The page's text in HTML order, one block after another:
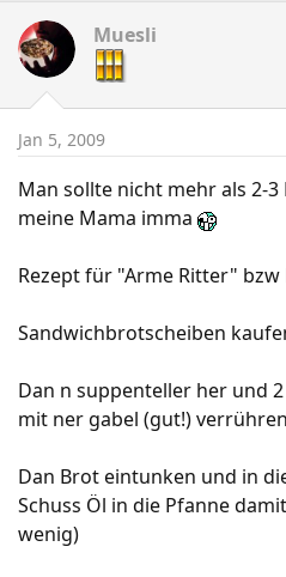
Muesli
Jan 5, 2009
Man sollte nicht mehr als 2-
meine Mama imma
Rezept für "Arme Ritter" bzw
Sandwichbrotscheiben
Dan n suppenteller her und
mit ner gabel (gut!)
Dan Brot eintunken und in
Schuss Öl in die Pfanne
wenig)